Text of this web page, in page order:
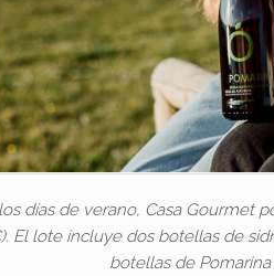
días de verano, Casa Gourmet
El lote incluye dos botellas de
botellas de